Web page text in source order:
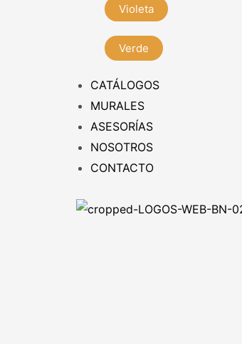
Violeta
Verde
CATÁLOGOS
MURALES
ASESORÍAS
NOSOTROS
CONTACTO